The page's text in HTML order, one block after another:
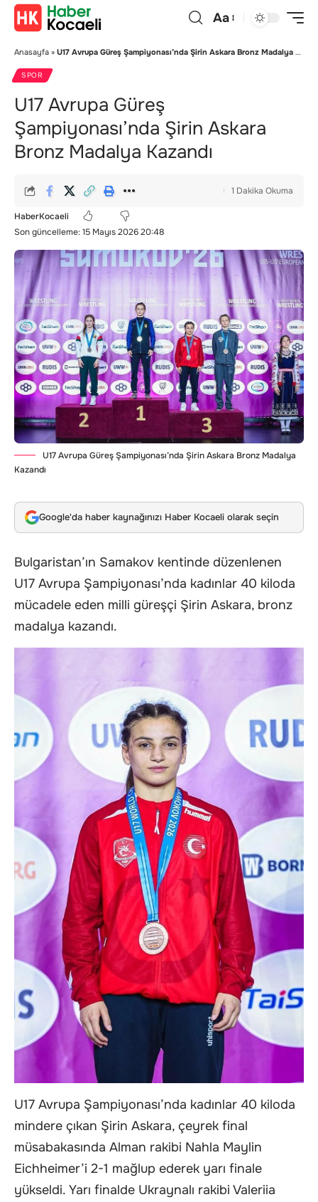
Aa
Anasayfa » U17 Avrupa Güreş Şampiyonası’nda Şirin Askara Bronz Madalya Kazandı
SPOR
U17 Avrupa Güreş
Şampiyonası’nda Şirin Askara
Bronz Madalya Kazandı
Son güncelleme: 15 Mayıs 2026 20:48
HaberKocaeli
1 Dakika Okuma
U17 Avrupa Güreş Şampiyonası’nda Şirin Askara Bronz Madalya
Kazandı
Google'da haber kaynağınızı Haber Kocaeli olarak seçin
Bulgaristan’ın Samakov kentinde düzenlenen
U17 Avrupa Şampiyonası’nda kadınlar 40 kiloda
mücadele eden milli güreşçi Şirin Askara, bronz
madalya kazandı.
U17 Avrupa Şampiyonası’nda kadınlar 40 kiloda
mindere çıkan Şirin Askara, çeyrek final
müsabakasında Alman rakibi Nahla Maylin
Eichheimer’i 2-1 mağlup ederek yarı finale
yükseldi. Yarı finalde Ukraynalı rakibi Valeriia